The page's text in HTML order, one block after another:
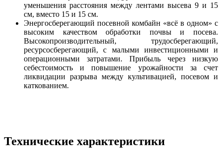
уменьшения расстояния между лентами высева 9 и 15
см, вместо 15 и 15 см.
Энергосберегающий посевной комбайн «всё в одном» с
высоким качеством обработки почвы и посева.
Высокопроизводительный, трудосберегающий,
ресурсосберегающий, с малыми инвестиционными и
операционными затратами. Прибыль через низкую
себестоимость и повышение урожайности за счет
ликвидации разрыва между культивацией, посевом и
каткованием.
Технические характеристики